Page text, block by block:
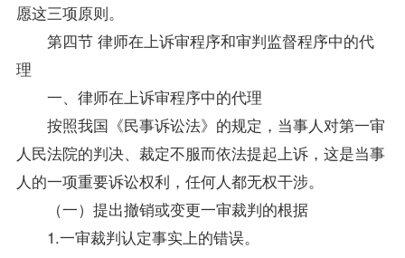
愿这三项原则。
第四节 律师在上诉审程序和审判监督程序中的代
理
一、律师在上诉审程序中的代理
按照我国《民事诉讼法》的规定，当事人对第一审
人民法院的判决、裁定不服而依法提起上诉，这是当事
人的一项重要诉讼权利，任何人都无权干涉。
（一）提出撤销或变更一审裁判的根据
1.一审裁判认定事实上的错误。